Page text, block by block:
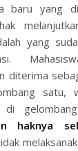
baru yang
yang
diterima
satu,
di
haknya